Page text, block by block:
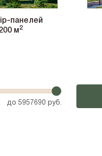
панелей
м2
до 5957690 руб.